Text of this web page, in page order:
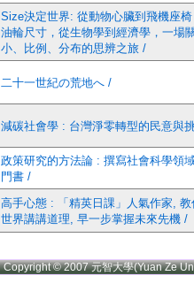
Size決定世界: 從動物心臟到飛機座
油輪尺寸，從生物學到經濟學，一場
小、比例、分布的思辨之旅 /
二十一世紀の荒地へ /
減碳社會學 : 台灣淨零轉型的民意與
政策研究的方法論 : 撰寫社會科學領
門書 /
高手心態 : 「精英日課」人氣作家, 教
世界講講道理, 早一步掌握未來先機 /
Copyright © 2007 元智大學(Yuan Ze